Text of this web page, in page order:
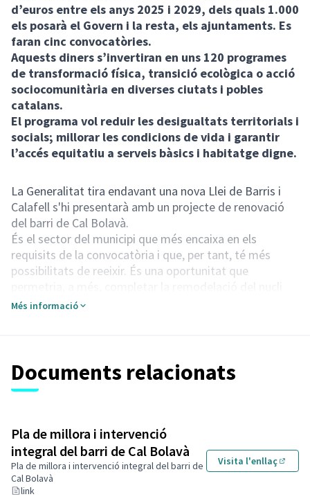
d’euros entre els anys 2025 i 2029, dels quals 1.000
els posarà el Govern i la resta, els ajuntaments. Es
faran cinc convocatòries.
Aquests diners s’invertiran en uns 120 programes
de transformació física, transició ecològica o acció
sociocomunitària en diverses ciutats i pobles
catalans.
El programa vol reduir les desigualtats territorials i
socials; millorar les condicions de vida i garantir
l’accés equitatiu a serveis bàsics i habitatge digne.
La Generalitat tira endavant una nova Llei de Barris i
Calafell s'hi presentarà amb un projecte de renovació
del barri de Cal Bolavà.
És el sector del municipi que més encaixa en els
requisits de la convocatòria i que, per tant, té més
possibilitats de reeixir. És una oportunitat que
del Poble que va iniciar-se amb un anterior pla de barris.
carrers, entre altres. També actuacions socials,
culturals i d'integració, per aconseguir, en conjunt, que
Cal que habilitis totes les galetes per veure aquest
contingut.
Canviar la configuració de les galetes
Més informació
Documents relacionats
Pla de millora i intervenció
integral del barri de Cal Bolavà
Pla de millora i intervenció integral del barri de
Cal Bolavà
link
Visita l'enllaç